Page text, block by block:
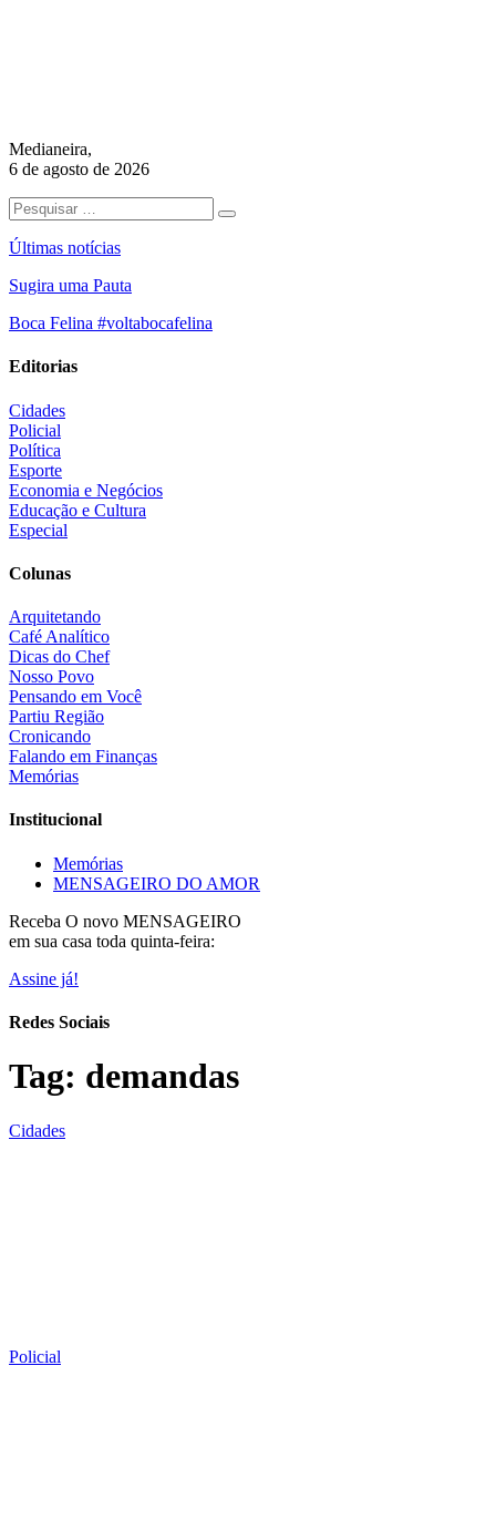
Medianeira,
6 de agosto de 2026
Últimas notícias
Sugira uma Pauta
Boca Felina #voltabocafelina
Editorias
Cidades
Policial
Política
Esporte
Economia e Negócios
Educação e Cultura
Especial
Colunas
Arquitetando
Café Analítico
Dicas do Chef
Nosso Povo
Pensando em Você
Partiu Região
Cronicando
Falando em Finanças
Memórias
Institucional
Memórias
MENSAGEIRO DO AMOR
Receba O novo MENSAGEIRO
em sua casa toda quinta-feira:
Assine já!
Redes Sociais
Tag: demandas
Cidades
Policial